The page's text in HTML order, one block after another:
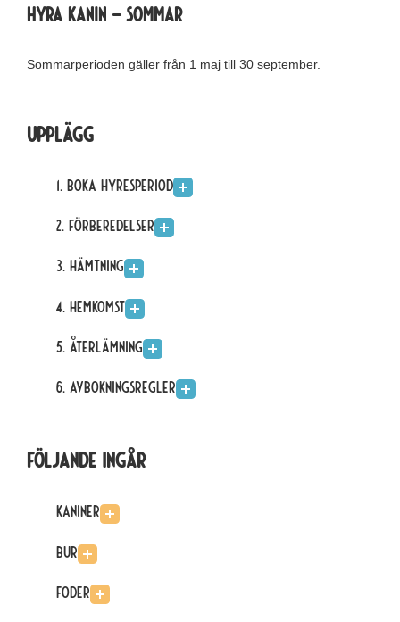
Hyra kanin – sommar
Sommarperioden gäller från 1 maj till 30 september.
Upplägg
1. Boka hyresperiod
2. Förberedelser
3. Hämtning
4. Hemkomst
5. Återlämning
6. Avbokningsregler
Följande ingår
Kaniner
Bur
Foder